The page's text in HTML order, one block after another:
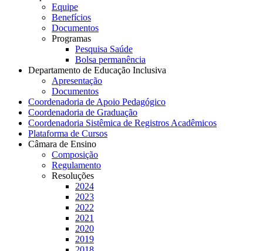
Equipe
Benefícios
Documentos
Programas
Pesquisa Saúde
Bolsa permanência
Departamento de Educação Inclusiva
Apresentação
Documentos
Coordenadoria de Apoio Pedagógico
Coordenadoria de Graduação
Coordenadoria Sistêmica de Registros Acadêmicos
Plataforma de Cursos
Câmara de Ensino
Composição
Regulamento
Resoluções
2024
2023
2022
2021
2020
2019